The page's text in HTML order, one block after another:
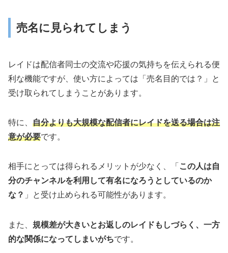
売名に見られてしまう
レイドは配信者同士の交流や応援の気持ちを伝えられる便
利な機能ですが、使い方によっては「売名目的では？」と
受け取られてしまうことがあります。
特に、 自分よりも大規模な配信者にレイドを送る場合は注
意が必要です。
相手にとっては得られるメリットが少なく、「 この人は自
分のチャンネルを利用して有名になろうとしているのか
な？ 」と受け止められる可能性があります。
また、 規模差が大きいとお返しのレイドもしづらく、一方
的な関係になってしまいがちです。